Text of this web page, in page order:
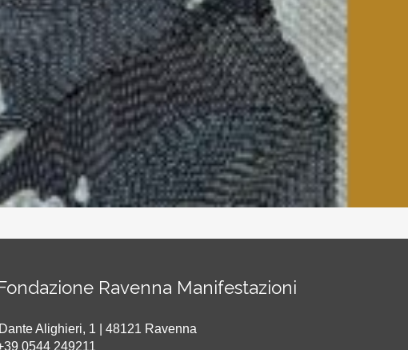
Ravenna Manifestazioni
Alighieri, 1 | 48121 Ravenna
0544 249211